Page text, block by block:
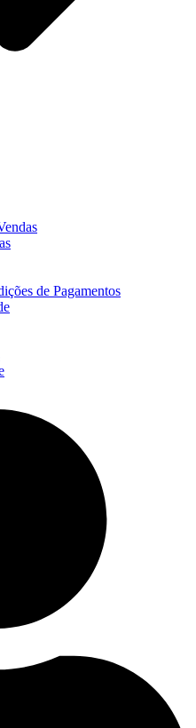
de Pagamentos